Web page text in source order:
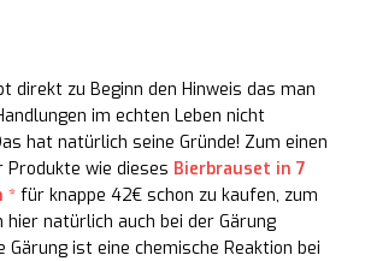
direkt zu Beginn den Hinweis das man
im echten Leben nicht
hat natürlich seine Gründe! Zum einen
Produkte wie dieses Bierbrauset in 7
* für knappe 42€ schon zu kaufen, zum
natürlich auch bei der Gärung
Gärung ist eine chemische Reaktion bei